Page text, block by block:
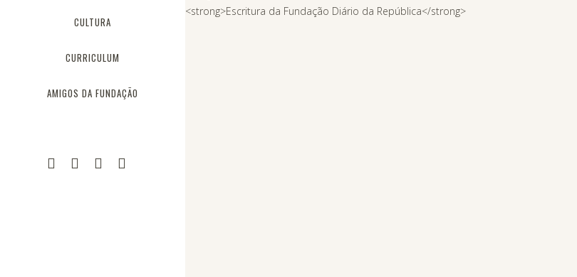
CULTURA
CURRICULUM
AMIGOS DA FUNDAÇÃO
<strong>Escritura da Fundação Diário da República</strong>